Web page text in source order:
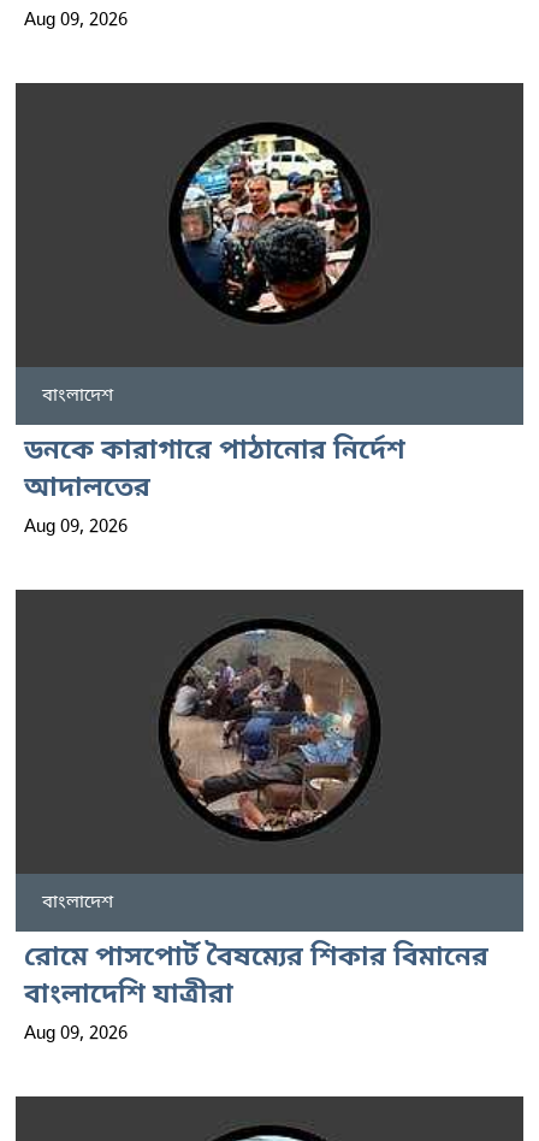
Aug 09, 2026
বাংলাদেশ
ডনকে কারাগারে পাঠানোর নির্দেশ
আদালতের
Aug 09, 2026
বাংলাদেশ
রোমে পাসপোর্ট বৈষম্যের শিকার বিমানের
বাংলাদেশি যাত্রীরা
Aug 09, 2026